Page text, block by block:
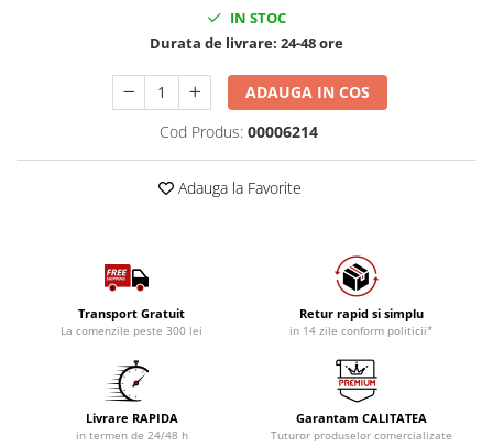
IN STOC
Durata de livrare: 24-48 ore
ADAUGA IN COS
Cod Produs: 00006214
Adauga la Favorite
Transport Gratuit
La comenzile peste 300 lei
Retur rapid si simplu
in 14 zile conform politicii*
Livrare RAPIDA
in termen de 24/48 h
Garantam CALITATEA
Tuturor produselor comercializate